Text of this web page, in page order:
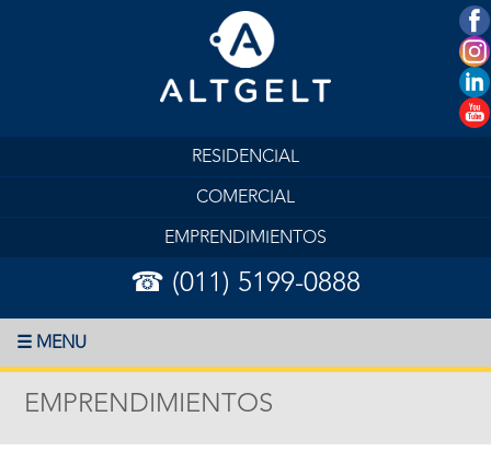
RESIDENCIAL
COMERCIAL
EMPRENDIMIENTOS
☎ (011) 5199-0888
☰ MENU
EMPRENDIMIENTOS